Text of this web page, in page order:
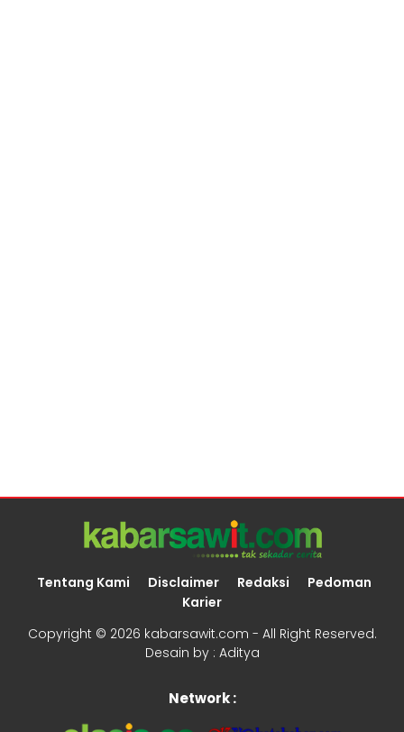
Tentang Kami Disclaimer Redaksi
Pedoman
Karier
Copyright © 2026 kabarsawit.com - All Right Reserved.
Desain by : Aditya
Network :